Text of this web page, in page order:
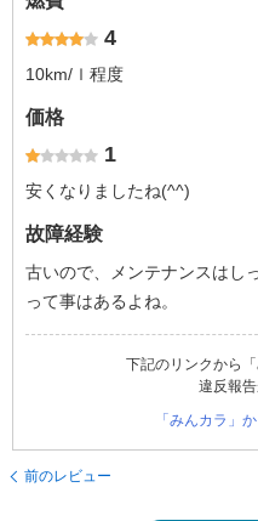
4
10km/ｌ程度
価格
1
安くなりましたね(^^)
故障経験
古いので、メンテナンスはし
って事はあるよね。
下記のリンクから
違反報告
「みんカラ」
前のレビュー